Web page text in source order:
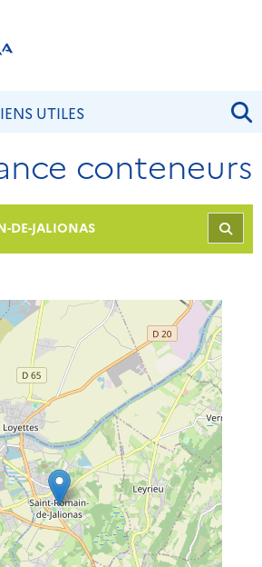
UTILES
conteneurs
DE-JALIONAS